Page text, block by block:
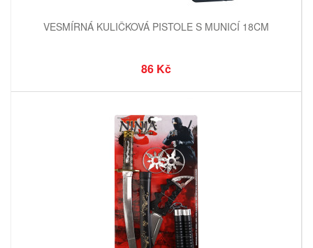
VESMÍRNÁ KULIČKOVÁ PISTOLE S MUNICÍ 18CM
86 Kč